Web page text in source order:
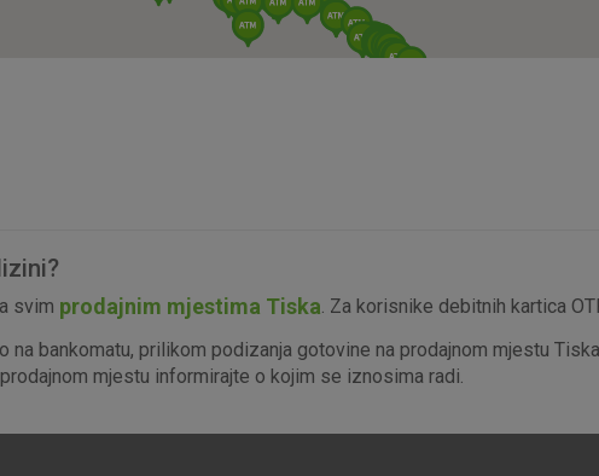
svim prodajnim mjestima Tiska. Za korisnike debitnih kartica
bankomatu, prilikom podizanja gotovine na prodajnom mjestu
mjestu informirajte o kojim se iznosima radi.
njima, ali u tom slučaju neki dijelovi stranice neće raditi. Ti kolačići ne
pohranjuju nikakve informacije koje bi vas mogle identificirati.